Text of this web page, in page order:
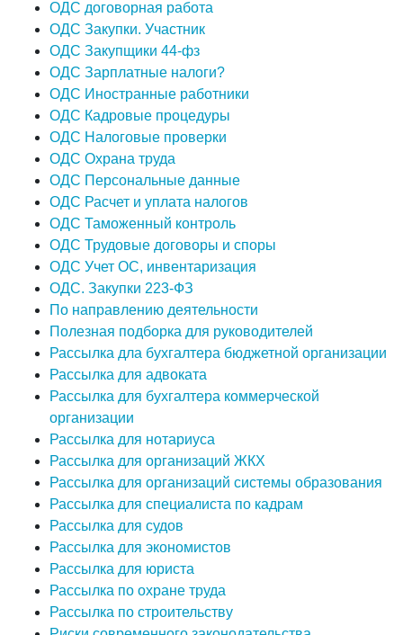
ОДС договорная работа
ОДС Закупки. Участник
ОДС Закупщики 44-фз
ОДС Зарплатные налоги?
ОДС Иностранные работники
ОДС Кадровые процедуры
ОДС Налоговые проверки
ОДС Охрана труда
ОДС Персональные данные
ОДС Расчет и уплата налогов
ОДС Таможенный контроль
ОДС Трудовые договоры и споры
ОДС Учет ОС, инвентаризация
ОДС. Закупки 223-ФЗ
По направлению деятельности
Полезная подборка для руководителей
Рассылка дла бухгалтера бюджетной организации
Рассылка для адвоката
Рассылка для бухгалтера коммерческой
организации
Рассылка для нотариуса
Рассылка для организаций ЖКХ
Рассылка для организаций системы образования
Рассылка для специалиста по кадрам
Рассылка для судов
Рассылка для экономистов
Рассылка для юриста
Рассылка по охране труда
Рассылка по строительству